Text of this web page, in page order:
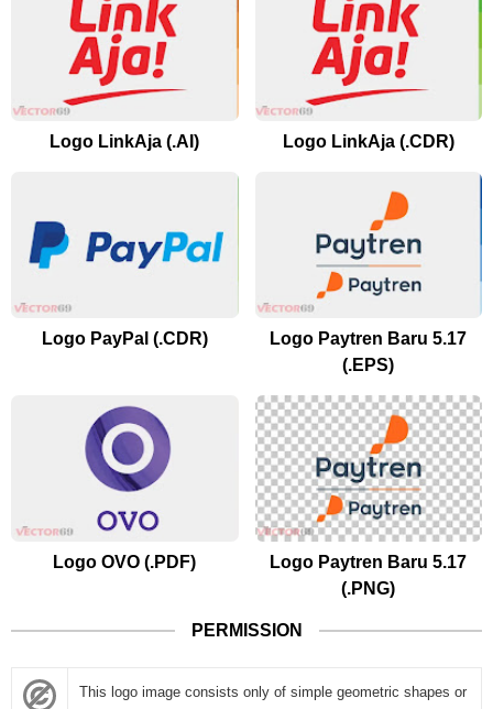
Logo LinkAja (.AI) Logo LinkAja (.CDR)
Logo PayPal (.CDR)
Logo Paytren Baru 5.17
(.EPS)
Logo OVO (.PDF)
Logo Paytren Baru 5.17
(.PNG)
PERMISSION
This logo image consists only of simple geometric shapes or